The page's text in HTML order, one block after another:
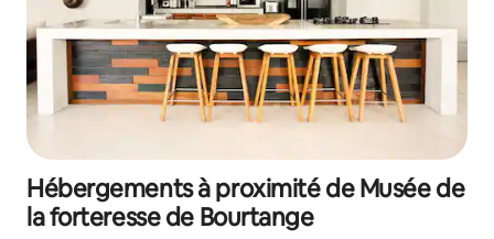
Hébergements à proximité de Musée de
la forteresse de Bourtange